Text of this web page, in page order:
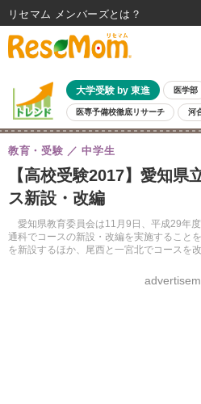
大学受験 by 東進 医学部
医専予備校徹底リサーチ 河
親子で考える大学選び 高校受験 中学
共通テスト 夏休み
8月開催イベント・WS 全国公立高校 過去問
自由研究教材（小学生向け）
【高校受験2017】愛知県
ス新設・改編
愛知県教育委員会は11月9日、平成29年
通科でコースの新設・改編を実施すること
を新設するほか、尾西と一宮北でコースを改
教育・受験 中学生
リセマム メンバーズ